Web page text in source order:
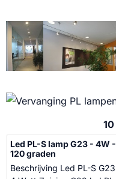
10
Led PL-S lamp G23 - 4W -
120 graden
Beschrijving Led PL-S G23